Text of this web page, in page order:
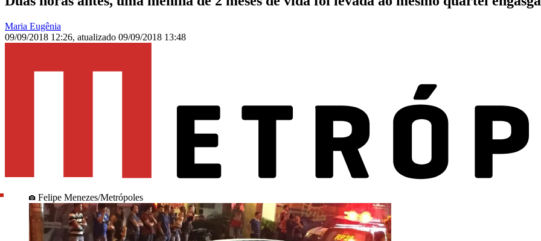
Maria Eugênia
09/09/2018 12:26, atualizado 09/09/2018 13:48
Felipe Menezes/Metrópoles